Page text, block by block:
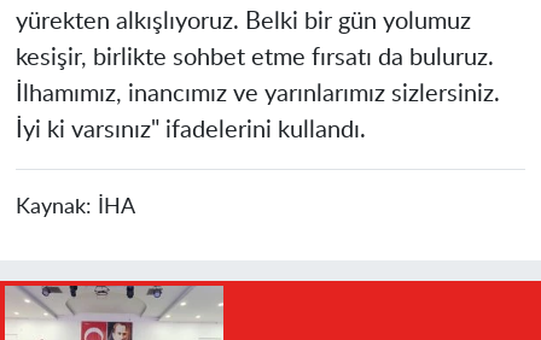
yürekten alkışlıyoruz. Belki bir gün yolumuz
kesişir, birlikte sohbet etme fırsatı da buluruz.
İlhamımız, inancımız ve yarınlarımız sizlersiniz.
İyi ki varsınız" ifadelerini kullandı.
Kaynak: İHA